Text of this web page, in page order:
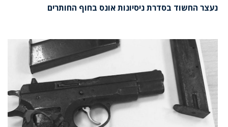
נעצר החשוד בסדרת ניסיונות אונס בחוף החותרים